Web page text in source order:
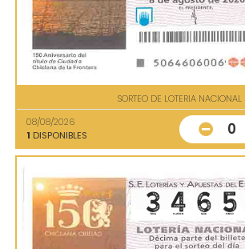
SORTEO DE LOTERIA NACIONAL
08/08/2026
1 DISPONIBLES 0